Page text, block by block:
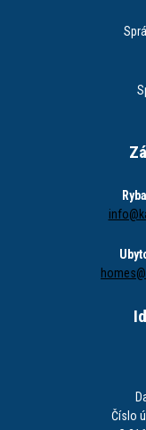
Číslo